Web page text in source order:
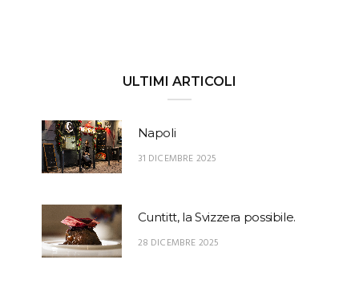
ULTIMI ARTICOLI
Napoli
31 DICEMBRE 2025
Cuntitt, la Svizzera possibile.
28 DICEMBRE 2025